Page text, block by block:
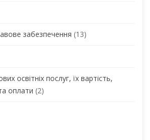
забезпечення (13)
освітніх послуг, їх вартість,
оплати (2)